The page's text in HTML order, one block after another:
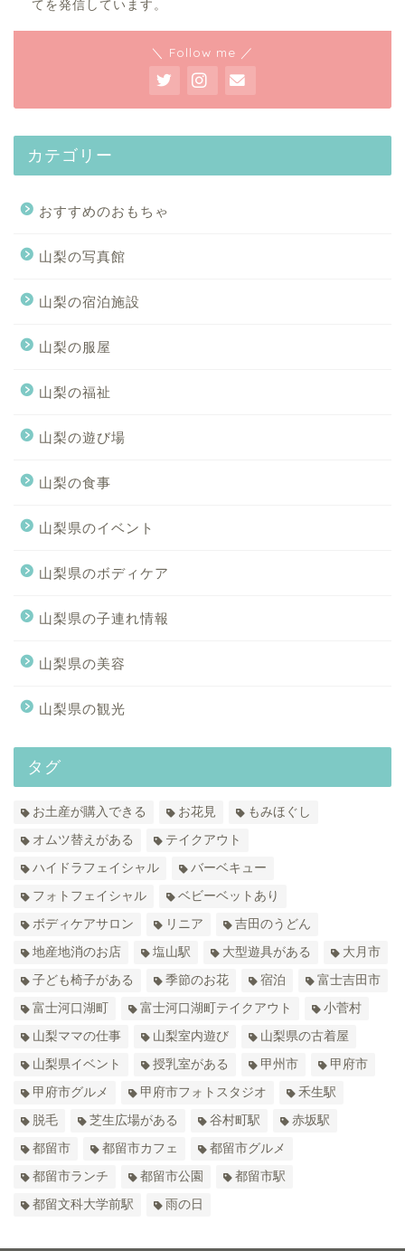
てを発信しています。
＼ Follow me ／
カテゴリー
おすすめのおもちゃ
山梨の写真館
山梨の宿泊施設
山梨の服屋
山梨の福祉
山梨の遊び場
山梨の食事
山梨県のイベント
山梨県のボディケア
山梨県の子連れ情報
山梨県の美容
山梨県の観光
タグ
お土産が購入できる お花見 もみほぐし
オムツ替えがある テイクアウト
ハイドラフェイシャル バーベキュー
フォトフェイシャル ベビーベットあり
ボディケアサロン リニア 吉田のうどん
地産地消のお店 塩山駅 大型遊具がある 大月市
子ども椅子がある 季節のお花 宿泊 富士吉田市
富士河口湖町 富士河口湖町テイクアウト 小菅村
山梨ママの仕事 山梨室内遊び 山梨県の古着屋
山梨県イベント 授乳室がある 甲州市 甲府市
甲府市グルメ 甲府市フォトスタジオ 禾生駅
脱毛 芝生広場がある 谷村町駅 赤坂駅
都留市 都留市カフェ 都留市グルメ
都留市ランチ 都留市公園 都留市駅
都留文科大学前駅 雨の日